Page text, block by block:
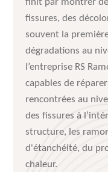
finit par montrer
fissures, des
souvent la
dégradations au
l’entreprise RS
capables de
rencontrées au
des fissures à
structure, les
d'étanchéité, du
chaleur.